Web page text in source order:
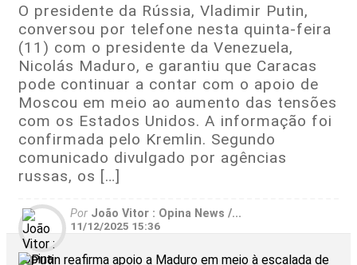
O presidente da Rússia, Vladimir Putin,
conversou por telefone nesta quinta-feira
(11) com o presidente da Venezuela,
Nicolás Maduro, e garantiu que Caracas
pode continuar a contar com o apoio de
Moscou em meio ao aumento das tensões
com os Estados Unidos. A informação foi
confirmada pelo Kremlin. Segundo
comunicado divulgado por agências
russas, os […]
Por João Vitor : Opina News /...
11/12/2025 15:36